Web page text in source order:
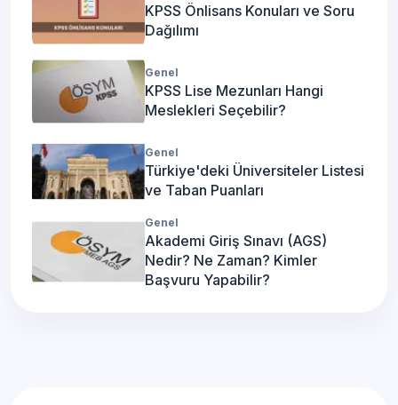
KPSS Önlisans Konuları ve Soru
Dağılımı
Genel
KPSS Lise Mezunları Hangi
Meslekleri Seçebilir?
Genel
Türkiye'deki Üniversiteler Listesi
ve Taban Puanları
Genel
Akademi Giriş Sınavı (AGS)
Nedir? Ne Zaman? Kimler
Başvuru Yapabilir?